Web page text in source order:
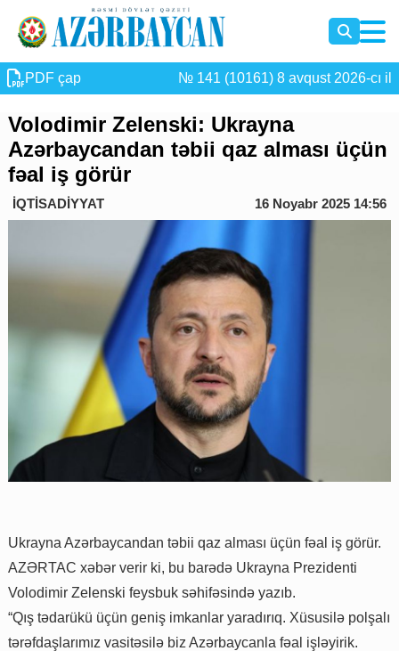
PDF çap № 141 (10161) 8 avqust 2026-cı il
Volodimir Zelenski: Ukrayna
Azərbaycandan təbii qaz alması üçün
fəal iş görür
İQTİSADİYYAT 16 Noyabr 2025 14:56
Ukrayna Azərbaycandan təbii qaz alması üçün fəal iş görür.
AZƏRTAC xəbər verir ki, bu barədə Ukrayna Prezidenti
Volodimir Zelenski feysbuk səhifəsində yazıb.
“Qış tədarükü üçün geniş imkanlar yaradırıq. Xüsusilə polşalı
tərəfdaşlarımız vasitəsilə biz Azərbaycanla fəal işləyirik.